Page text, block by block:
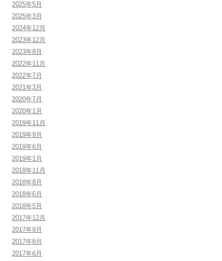
2025年5月
2025年3月
2024年12月
2023年12月
2023年8月
2022年11月
2022年7月
2021年3月
2020年7月
2020年1月
2019年11月
2019年9月
2019年6月
2019年1月
2018年11月
2018年8月
2018年6月
2018年5月
2017年12月
2017年9月
2017年8月
2017年6月